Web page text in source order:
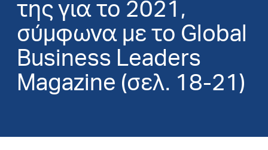
της για το 2021,
σύμφωνα με το Global
Business Leaders
Magazine (σελ. 18-21)